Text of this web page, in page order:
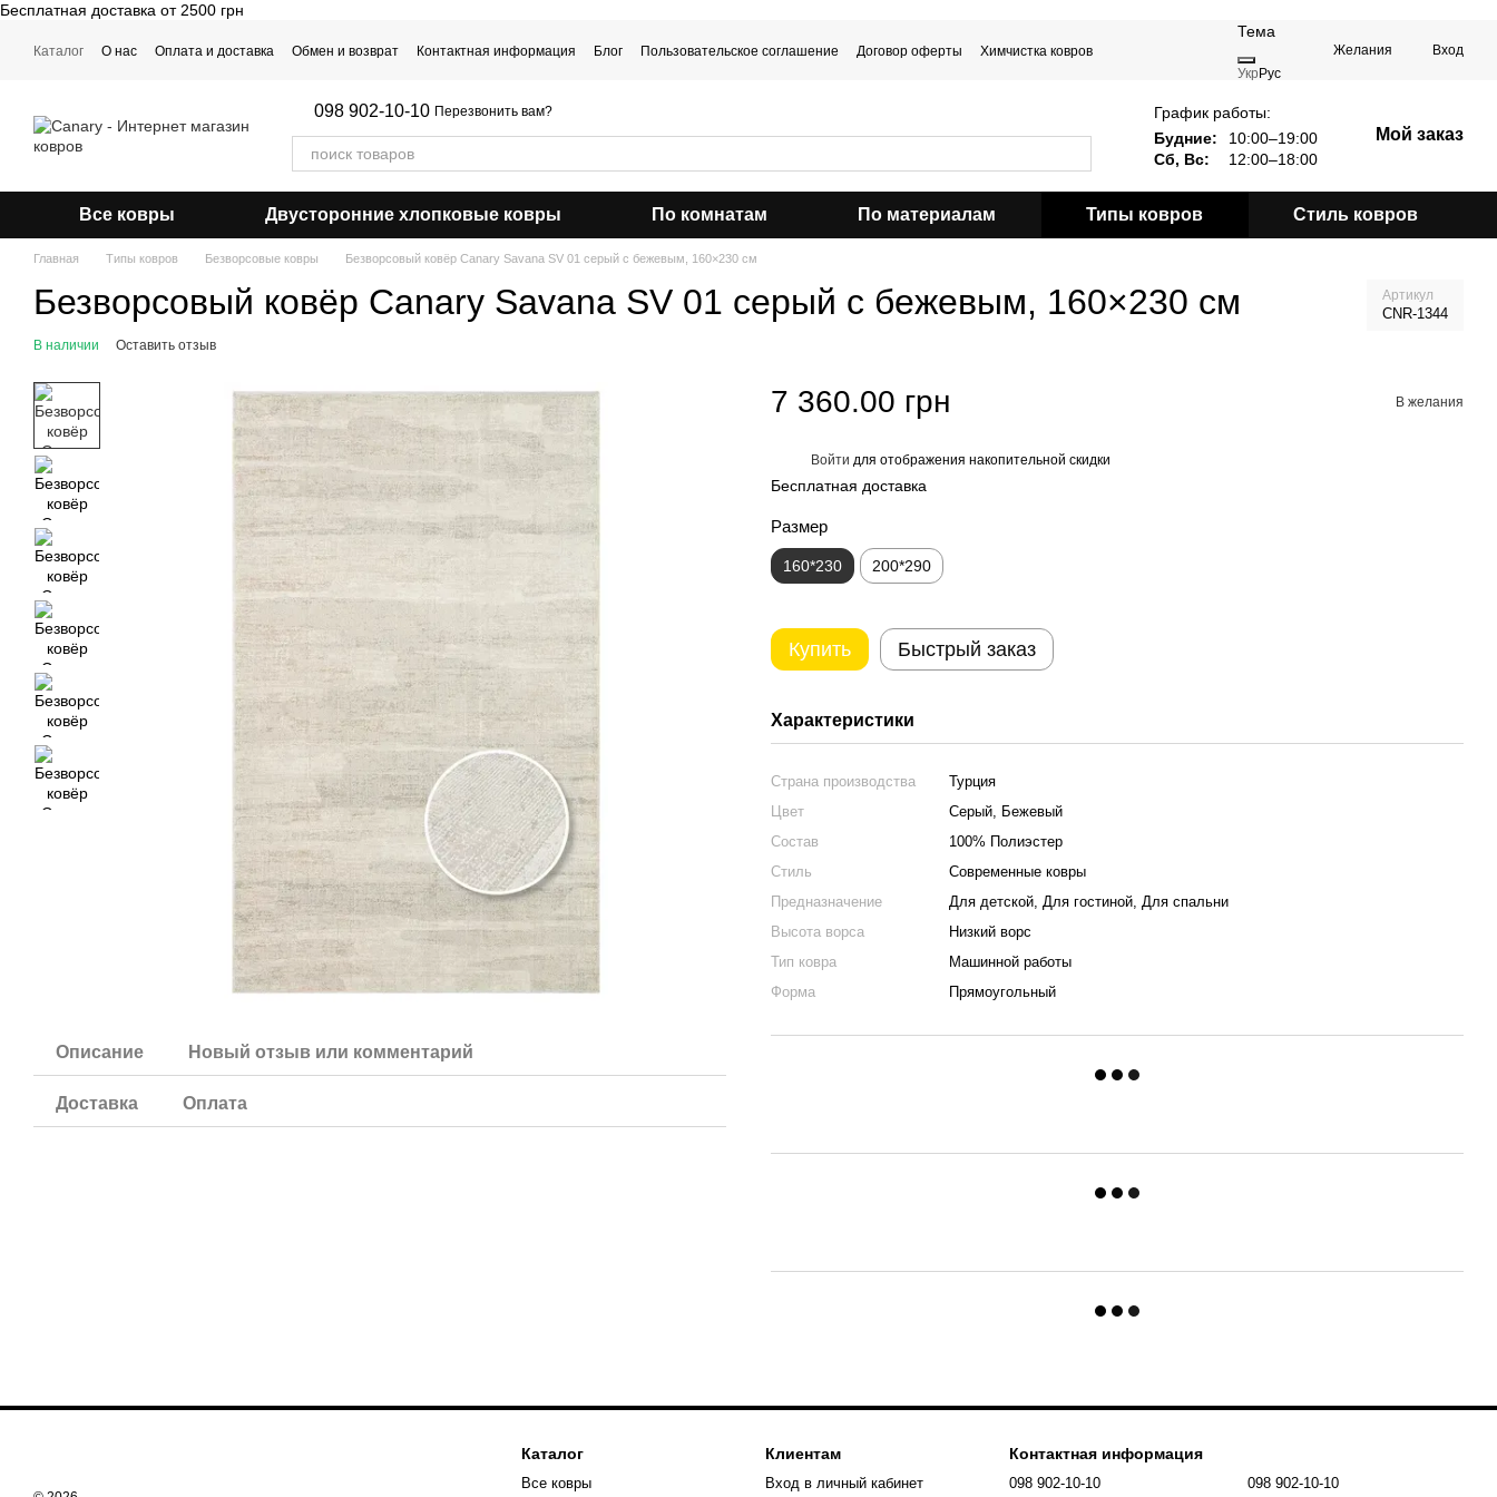
Перейти к основному контенту
Бесплатная доставка от 2500 грн
Каталог О нас Оплата и доставка Обмен и возврат Контактная информация Блог Пользовательское соглашение Договор оферты
Химчистка ковров
Тема
Укр Рус
Желания Вход
098 902-10-10 Перезвонить вам?
График работы:
Будние:
10:00–19:00
Сб, Вс:
12:00–18:00
Мой заказ
Все ковры Двусторонние хлопковые ковры По комнатам По материалам Типы ковров Стиль ковров
Главная Типы ковров Безворсовые ковры Безворсовый ковёр Canary Savana SV 01 серый с бежевым, 160×230 см
Безворсовый ковёр Canary Savana SV 01 серый с бежевым, 160×230 см Артикул
CNR-1344
В наличии Оставить отзыв
Описание Новый отзыв или комментарий
Доставка Оплата
7 360.00 грн В желания
Войти для отображения накопительной скидки
Бесплатная доставка
Размер
160*230 200*290
Купить Быстрый заказ
Характеристики
Страна производства
Турция
Цвет
Серый, Бежевый
Состав
100% Полиэстер
Стиль
Современные ковры
Предназначение
Для детской, Для гостиной, Для спальни
Высота ворса
Низкий ворс
Тип ковра
Машинной работы
Форма
Прямоугольный
Каталог
Все ковры
Клиентам
Вход в личный кабинет
Контактная информация
098 902-10-10 098 902-10-10